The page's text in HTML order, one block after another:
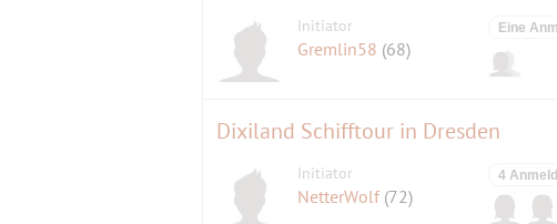
Initiator
Gremlin58 (68)
Eine
Dixiland Schifftour in Dresden
Initiator
NetterWolf (72)
4